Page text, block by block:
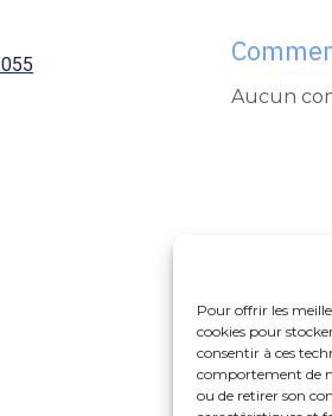
Pour offrir les
cookies pour
consentir à ces
comportement de
ou de retirer son
Aucun